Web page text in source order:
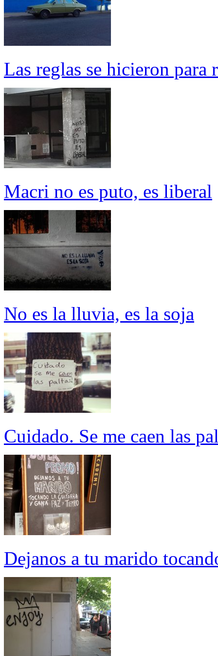
Las reglas se hicieron para
Macri no es puto, es liberal
No es la lluvia, es la soja
Cuidado. Se me caen las
Dejanos a tu marido